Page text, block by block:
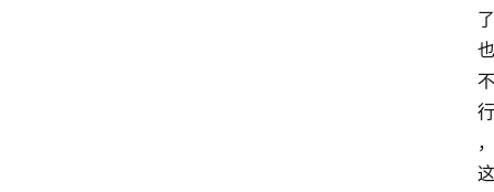
了
也
不
行
，
这